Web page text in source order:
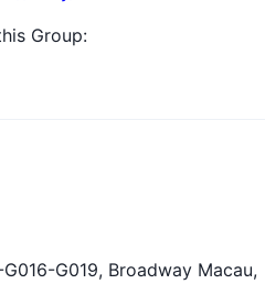
Group:
G019, Broadway Macau,